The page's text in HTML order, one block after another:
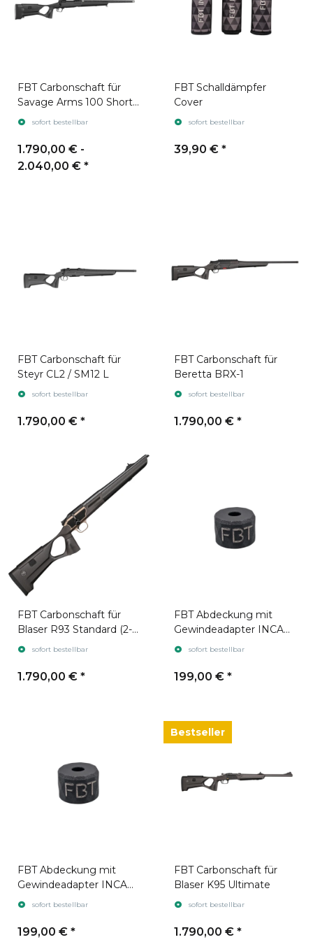
FBT Carbonschaft für
Savage Arms 100 Short
Actionsofort bestellbar
1.790,00 € -
2.040,00 € *
FBT Schalldämpfer
Cover
sofort bestellbar
39,90 € *
FBT Carbonschaft für
Steyr CL2 / SM12 L
sofort bestellbar
1.790,00 € *
FBT Carbonschaft für
Beretta BRX-1
sofort bestellbar
1.790,00 € *
FBT Carbonschaft für
Blaser R93 Standard (2-
part)sofort bestellbar
1.790,00 € *
FBT Abdeckung mit
Gewindeadapter INCA
ONE 25
sofort bestellbar
199,00 € *
FBT Abdeckung mit
Gewindeadapter INCA
ONE 31sofort bestellbar
199,00 € *
Bestseller
FBT Carbonschaft für
Blaser K95 Ultimate
sofort bestellbar
1.790,00 € *